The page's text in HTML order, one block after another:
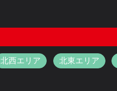
北西エリア 北東エリア